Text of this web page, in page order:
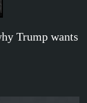
Trump wants